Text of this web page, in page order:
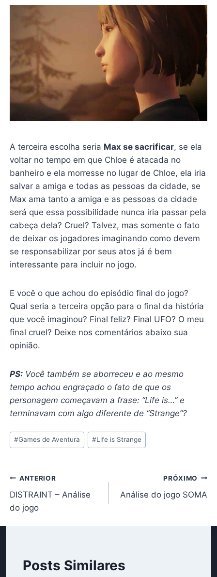
A terceira escolha seria Max se sacrificar, se ela
voltar no tempo em que Chloe é atacada no
banheiro e ela morresse no lugar de Chloe, ela iria
salvar a amiga e todas as pessoas da cidade, se
Max ama tanto a amiga e as pessoas da cidade
será que essa possibilidade nunca iria passar pela
cabeça dela? Cruel? Talvez, mas somente o fato
de deixar os jogadores imaginando como devem
se responsabilizar por seus atos já é bem
interessante para incluir no jogo.
E você o que achou do episódio final do jogo?
Qual seria a terceira opção para o final da história
que você imaginou? Final feliz? Final UFO? O meu
final cruel? Deixe nos comentários abaixo sua
opinião.
PS:Você também se aborreceu e ao mesmo
tempo achou engraçado o fato de que os
personagem começavam a frase: “Life is…” e
terminavam com algo diferente de “Strange”?
Tags
do
#Games de Aventura #Life is Strange
Navegação
de
ANTERIOR
DISTRAINT – Análise
do jogo
PRÓXIMO
Análise do jogo SOMA
Posts Similares